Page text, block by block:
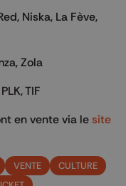
Niska, La Fève,
Zola
TIF
en vente via le site
VENTE
CULTURE